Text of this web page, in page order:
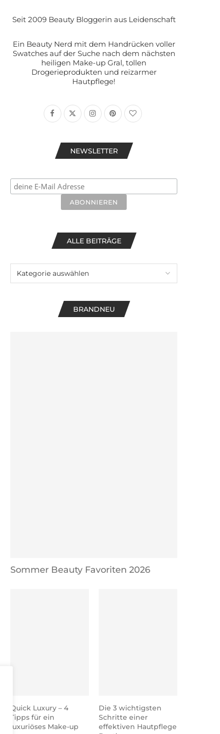
Seit 2009 Beauty Bloggerin aus Leidenschaft
Ein Beauty Nerd mit dem Handrücken voller
Swatches auf der Suche nach dem nächsten
heiligen Make-up Gral, tollen
Drogerieprodukten und reizarmer
Hautpflege!
NEWSLETTER
ALLE BEITRÄGE
BRANDNEU
Sommer Beauty Favoriten 2026
Quick Luxury – 4
Tipps für ein
luxuriöses Make-up
Die 3 wichtigsten
Schritte einer
effektiven Hautpflege